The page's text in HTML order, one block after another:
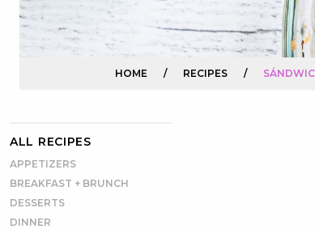
HOME / RECIPES /
ALL RECIPES
APPETIZERS
BREAKFAST + BRUNCH
DESSERTS
DINNER